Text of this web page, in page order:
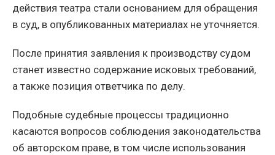
действия театра стали основанием для обращения
в суд, в опубликованных материалах не уточняется.
После принятия заявления к производству судом
станет известно содержание исковых требований,
а также позиция ответчика по делу.
Подобные судебные процессы традиционно
касаются вопросов соблюдения законодательства
об авторском праве, в том числе использования